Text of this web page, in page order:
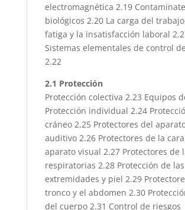
electromagnética 2.19
biológicos 2.20 La carga del
fatiga y la insatisfacción laboral
Sistemas elementales de control
2.22
2.1 Protección
Protección colectiva 2.23 Equipos
Protección individual 2.24
cráneo 2.25 Protectores del
auditivo 2.26 Protectores de la
aparato visual 2.27 Protectores de
respiratorias 2.28 Protección de las
extremidades y piel 2.29
tronco y el abdomen 2.30
del cuerpo 2.31 Control de riesgos